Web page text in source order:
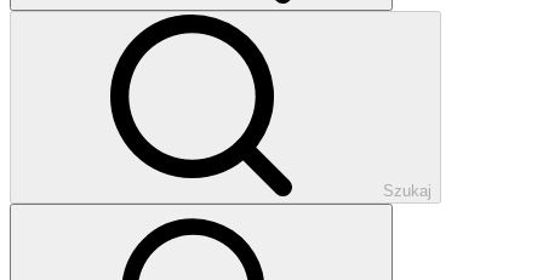
Szukaj